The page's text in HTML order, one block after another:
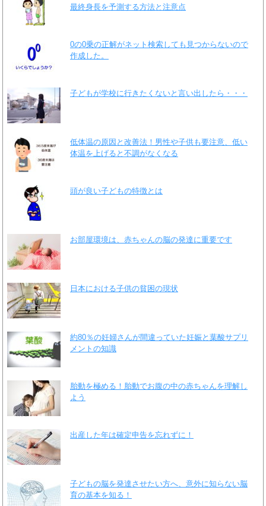
最終身長を予測する方法と注意点
0の0乗の正解がネット検索しても見つからないので
作成した。
子どもが学校に行きたくないと言い出したら・・・
低体温の原因と改善法！男性や子供も要注意、低い
体温を上げると不調がなくなる
頭が良い子どもの特徴とは
お部屋環境は、赤ちゃんの脳の発達に重要です
日本における子供の貧困の現状
約80％の妊婦さんが間違っていた妊娠と葉酸サプリ
メントの知識
胎動を極める！胎動でお腹の中の赤ちゃんを理解し
よう
出産した年は確定申告を忘れずに！
子どもの脳を発達させたい方へ、意外に知らない脳
育の基本を知る！